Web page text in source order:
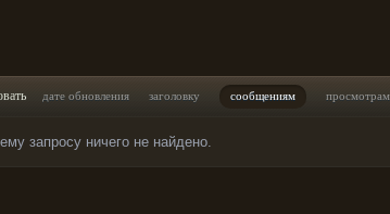
дате обновления заголовку сообщениям просмотрам
запросу ничего не найдено.